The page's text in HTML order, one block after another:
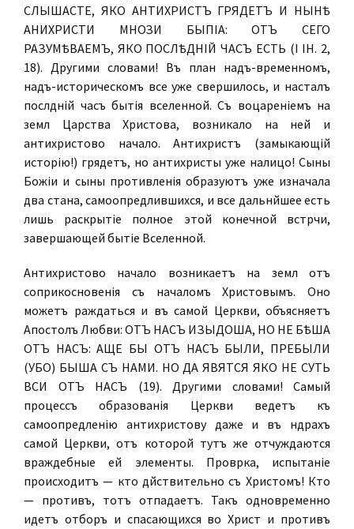
СЛЫШАСТЕ, ЯКО АНТИХРИСТЪ ГРЯДЕТЪ И НЫНѢ
АНИХРИСТИ МНОЗИ БЫПІА: ОТЪ СЕГО
РАЗУМѢВАЕМЪ, ЯКО ПОСЛѢДНІЙ ЧАСЪ ЕСТЬ (I ІН. 2,
18). Другими словами! Въ планѣ надъ-временномъ,
надъ-историческомъ все уже свершилось, и насталъ
послѣдній часъ бытія вселенной. Съ воцареніемъ на
землѣ Царства Христова, возникало на ней и
антихристово начало. Антихристъ (замыкающій
исторію!) грядетъ, но антихристы уже налицо! Сыны
Божіи и сыны противленія образуютъ уже изначала
два стана, самоопредѣлившихся, и все дальнѣйшее есть
лишь раскрытіе полное этой конечной встрѣчи,
завершающей бытіе Вселенной.
Антихристово начало возникаетъ на землѣ отъ
соприкосновенія съ началомъ Христовымъ. Оно
можетъ раждаться и въ самой Церкви, объясняетъ
Апостолъ Любви: ОТЪ НАСЪ ИЗЫДОША, НО НЕ БѢША
ОТЪ НАСЪ: АЩЕ БЫ ОТЪ НАСЪ БЫЛИ, ПРЕБЫЛИ
(УБО) БЫША СЪ НАМИ. НО ДА ЯВЯТСЯ ЯКО НЕ СУТЬ
ВСИ ОТЪ НАСЪ (19). Другими словами! Самый
процессъ образованія Церкви ведетъ къ
самоопредѣленію антихристову даже и въ нѣдрахъ
самой Церкви, отъ которой тутъ же отчуждаются
враждебные ей элементы. Провѣрка, испытаніе
происходитъ — кто дѣйствительно съ Христомъ! Кто
— противъ, тотъ отпадаетъ. Такъ одновременно
идетъ отборъ и спасающихся во Христѣ и противъ